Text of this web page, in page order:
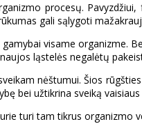
procesų.
gali sąlygoti
visame organizme.
ląstelės negalėtų
nėštumui. Šios
bei užtikrina sveiką vaisiaus
turi tam tikrus organizmo